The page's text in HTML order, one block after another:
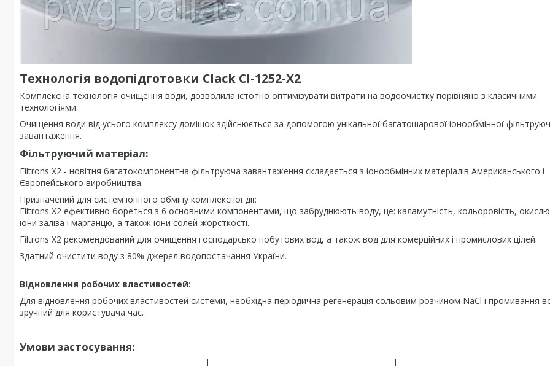
Технологія водопідготовки Clack CI-1252-X2
Комплексна технологія очищення води, дозволила істотно оптимізувати витрати на водоочистку порівняно з класичними
технологіями.
Очищення води від усього комплексу домішок здійснюється за допомогою унікальної багатошарової іонообмінної
завантаження.
Фільтруючий матеріал:
Filtrons X2 - новітня багатокомпонентна фільтруюча завантаження складається з іонообмінних матеріалів Американського і
Європейського виробництва.
Призначений для систем іонного обміну комплексної дії:
Filtrons X2 ефективно бореться з 6 основними компонентами, що забруднюють воду, це: каламутність, кольоровість,
іони заліза і марганцю, а також іони солей жорсткості.
Filtrons X2 рекомендований для очищення господарсько побутових вод, а також вод для комерційних і промислових цілей.
Здатний очистити воду з 80% джерел водопостачання України.
Відновлення робочих властивостей:
Для відновлення робочих властивостей системи, необхідна періодична регенерація сольовим розчином NaCl і промивання
зручний для користувача час.
Умови застосування: